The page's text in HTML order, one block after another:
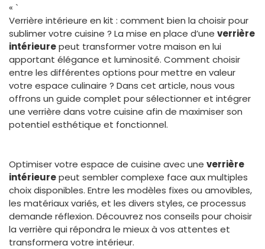
« `
Verrière intérieure en kit : comment bien la choisir pour
sublimer votre cuisine ? La mise en place d’une verrière
intérieurepeut transformer votre maison en lui
apportant élégance et luminosité. Comment choisir
entre les différentes options pour mettre en valeur
votre espace culinaire ? Dans cet article, nous vous
offrons un guide complet pour sélectionner et intégrer
une verrière dans votre cuisine afin de maximiser son
potentiel esthétique et fonctionnel.
Optimiser votre espace de cuisine avec une verrière
intérieurepeut sembler complexe face aux multiples
choix disponibles. Entre les modèles fixes ou amovibles,
les matériaux variés, et les divers styles, ce processus
demande réflexion. Découvrez nos conseils pour choisir
la verrière qui répondra le mieux à vos attentes et
transformera votre intérieur.